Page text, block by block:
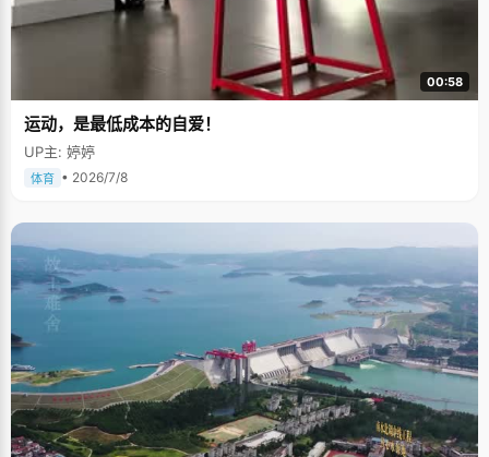
00:58
运动，是最低成本的自爱！
UP主: 婷婷
体育 • 2026/7/8